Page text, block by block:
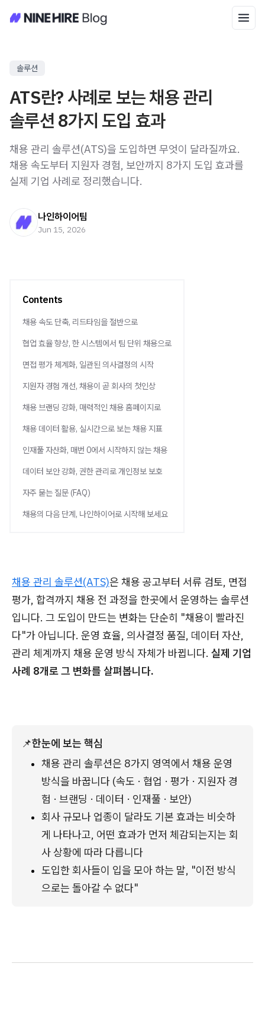
솔루션
ATS란? 사례로 보는 채용 관리
솔루션 8가지 도입 효과
채용 관리 솔루션(ATS)을 도입하면 무엇이 달라질까요.
채용 속도부터 지원자 경험, 보안까지 8가지 도입 효과를
실제 기업 사례로 정리했습니다.
나인하이어팀
Jun 15, 2026
Contents
채용 속도 단축, 리드타임을 절반으로
협업 효율 향상, 한 시스템에서 팀 단위 채용으로
면접 평가 체계화, 일관된 의사결정의 시작
지원자 경험 개선, 채용이 곧 회사의 첫인상
채용 브랜딩 강화, 매력적인 채용 홈페이지로
채용 데이터 활용, 실시간으로 보는 채용 지표
인재풀 자산화, 매번 0에서 시작하지 않는 채용
데이터 보안 강화, 권한 관리로 개인정보 보호
자주 묻는 질문 (FAQ)
채용의 다음 단계, 나인하이어로 시작해 보세요
채용 관리 솔루션(ATS)은 채용 공고부터 서류 검토, 면접
평가, 합격까지 채용 전 과정을 한곳에서 운영하는 솔루션
입니다. 그 도입이 만드는 변화는 단순히 "채용이 빨라진
다"가 아닙니다. 운영 효율, 의사결정 품질, 데이터 자산,
관리 체계까지 채용 운영 방식 자체가 바뀝니다. 실제 기업
사례 8개로 그 변화를 살펴봅니다.
📌한눈에 보는 핵심
채용 관리 솔루션은 8가지 영역에서 채용 운영
방식을 바꿉니다 (속도 · 협업 · 평가 · 지원자 경
험 · 브랜딩 · 데이터 · 인재풀 · 보안)
회사 규모나 업종이 달라도 기본 효과는 비슷하
게 나타나고, 어떤 효과가 먼저 체감되는지는 회
사 상황에 따라 다릅니다
도입한 회사들이 입을 모아 하는 말, "이전 방식
으로는 돌아갈 수 없다"